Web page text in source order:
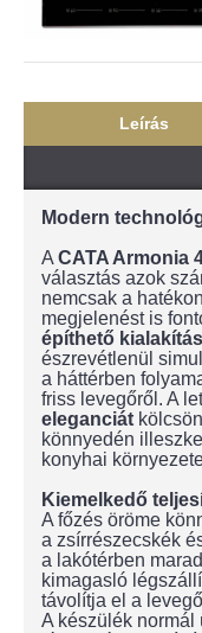
Leírás
Modern
A CATA Armonia
választás azok
nemcsak a
megjelenést is
építhető kialakítás
észrevétlenül
a háttérben
friss levegőről. A
eleganciát
könnyedén
konyhai
Kiemelkedő
A főzés öröme
a zsírrészecskék
a lakótérben
kimagasló
távolítja el a
A készülék normál